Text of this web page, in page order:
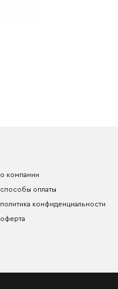
о компании
способы оплаты
политика конфиденциальности
оферта